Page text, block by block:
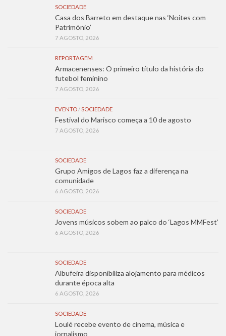
SOCIEDADE
Casa dos Barreto em destaque nas ‘Noites com
Património’
7 AGOSTO, 2026
REPORTAGEM
Armacenenses: O primeiro título da história do
futebol feminino
7 AGOSTO, 2026
EVENTO/SOCIEDADE
Festival do Marisco começa a 10 de agosto
7 AGOSTO, 2026
SOCIEDADE
Grupo Amigos de Lagos faz a diferença na
comunidade
6 AGOSTO, 2026
SOCIEDADE
Jovens músicos sobem ao palco do ‘Lagos MMFest’
6 AGOSTO, 2026
SOCIEDADE
Albufeira disponibiliza alojamento para médicos
durante época alta
6 AGOSTO, 2026
SOCIEDADE
Loulé recebe evento de cinema, música e
jornalismo